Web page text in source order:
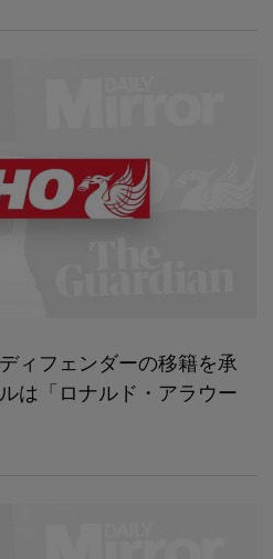
ィフェンダーの移籍を承
は「ロナルド・アラウー